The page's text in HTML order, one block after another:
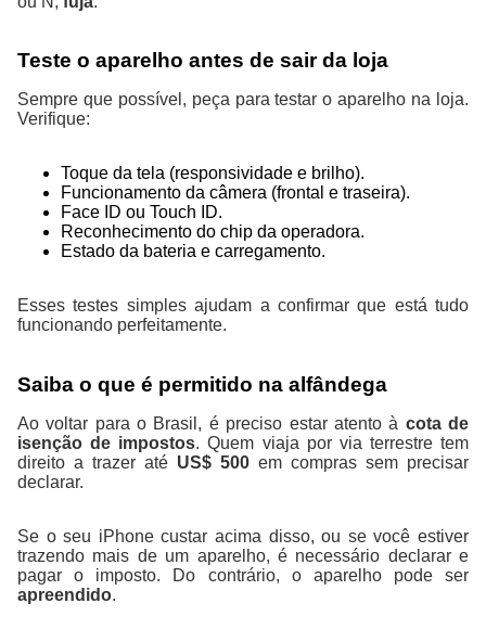
Teste o aparelho antes de sair da loja
Sempre que possível, peça para testar o aparelho na loja.
Verifique:
Toque da tela (responsividade e brilho).
Funcionamento da câmera (frontal e traseira).
Face ID ou Touch ID.
Reconhecimento do chip da operadora.
Estado da bateria e carregamento.
Esses testes simples ajudam a confirmar que está tudo
funcionando perfeitamente.
Saiba o que é permitido na alfândega
Ao voltar para o Brasil, é preciso estar atento à cota de
isenção de impostos. Quem viaja por via terrestre tem
direito a trazer até US$ 500 em compras sem precisar
declarar.
Se o seu iPhone custar acima disso, ou se você estiver
trazendo mais de um aparelho, é necessário declarar e
pagar o imposto. Do contrário, o aparelho pode ser
apreendido.